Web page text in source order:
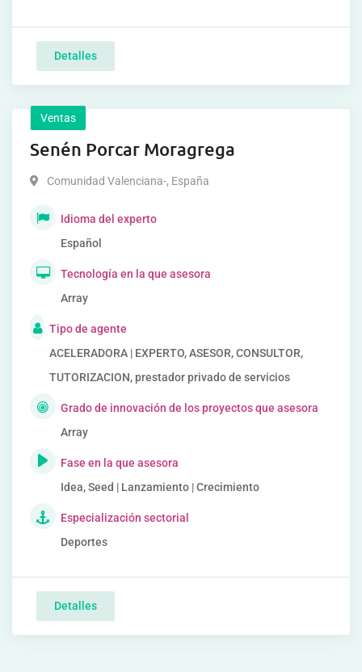
Detalles
Ventas
Senén Porcar Moragrega
Comunidad Valenciana-, España
Idioma del experto
Español
Tecnología en la que asesora
Array
Tipo de agente
ACELERADORA | EXPERTO, ASESOR, CONSULTOR,
TUTORIZACION, prestador privado de servicios
Grado de innovación de los proyectos que asesora
Array
Fase en la que asesora
Idea, Seed | Lanzamiento | Crecimiento
Especialización sectorial
Deportes
Detalles